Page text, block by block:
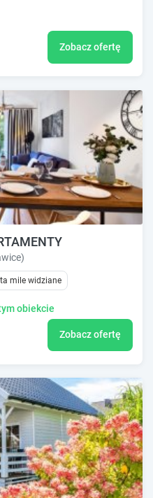
Zobacz ofertę
mile widziane
obiekcie
Zobacz ofertę